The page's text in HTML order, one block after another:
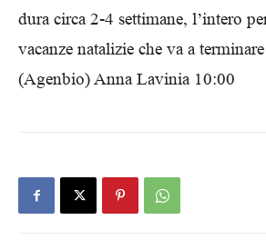
dura circa 2-4 settimane, l’intero
vacanze natalizie che va a
(Agenbio) Anna Lavinia 10:00